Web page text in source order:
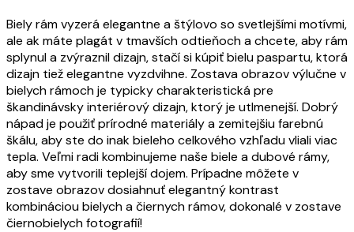
Biely rám vyzerá elegantne a štýlovo so svetlejšími motívmi,
ale ak máte plagát v tmavších odtieňoch a chcete, aby rám
splynul a zvýraznil dizajn, stačí si kúpiť bielu paspartu, ktorá
dizajn tiež elegantne vyzdvihne. Zostava obrazov výlučne v
bielych rámoch je typicky charakteristická pre
škandinávsky interiérový dizajn, ktorý je utlmenejší. Dobrý
nápad je použiť prírodné materiály a zemitejšiu farebnú
škálu, aby ste do inak bieleho celkového vzhľadu vliali viac
tepla. Veľmi radi kombinujeme naše biele a dubové rámy,
aby sme vytvorili teplejší dojem. Prípadne môžete v
zostave obrazov dosiahnuť elegantný kontrast
kombináciou bielych a čiernych rámov, dokonalé v zostave
čiernobielych fotografií!